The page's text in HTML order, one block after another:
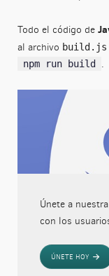
Todo el código de
al archivo build.js
npm run build .
Únete a
con los
ÚNETE HOY